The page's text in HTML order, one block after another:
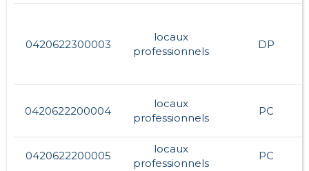
0420622300003
locaux
professionnels
DP
0420622200004
locaux
professionnels
PC
0420622200005
locaux
professionnels
PC